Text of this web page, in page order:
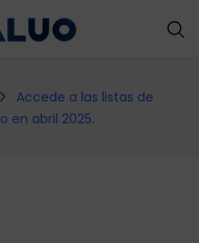
Accede a las listas de
en abril 2025.